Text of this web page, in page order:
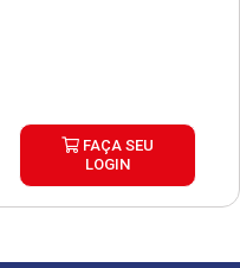
FAÇA SEU
LOGIN